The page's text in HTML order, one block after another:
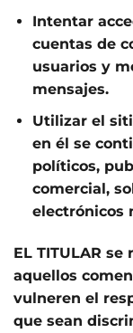
Intentar
cuentas de
usuarios y
mensajes.
Utilizar el
en él se
políticos,
comercial,
electrónicos
EL TITULAR
aquellos
vulneren el
que sean